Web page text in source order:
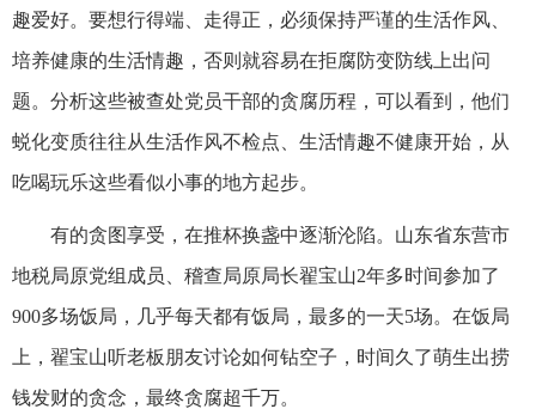
趣爱好。要想行得端、走得正，必须保持严谨的生活作风、
培养健康的生活情趣，否则就容易在拒腐防变防线上出问
题。分析这些被查处党员干部的贪腐历程，可以看到，他们
蜕化变质往往从生活作风不检点、生活情趣不健康开始，从
吃喝玩乐这些看似小事的地方起步。
有的贪图享受，在推杯换盏中逐渐沦陷。山东省东营市
地税局原党组成员、稽查局原局长翟宝山2年多时间参加了
900多场饭局，几乎每天都有饭局，最多的一天5场。在饭局
上，翟宝山听老板朋友讨论如何钻空子，时间久了萌生出捞
钱发财的贪念，最终贪腐超千万。